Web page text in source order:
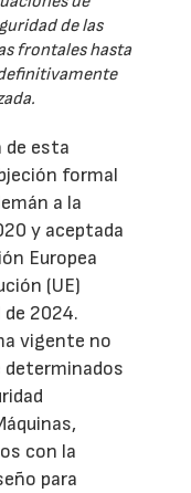
de las
frontales hasta
de esta
formal
a la
y aceptada
Europea
(UE)
2024.
vigente no
determinados
con la
para